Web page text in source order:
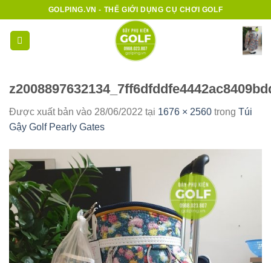
qua
dung
GOLPING.VN - THẾ GIỚI DỤNG CỤ CHƠI GOLF
Được xuất bản vào 28/06/2022 tại 1676 × 2560 trong Túi
Gậy Golf Pearly Gates